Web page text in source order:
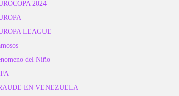
2024
LEAGUE
del Niño
EN VENEZUELA